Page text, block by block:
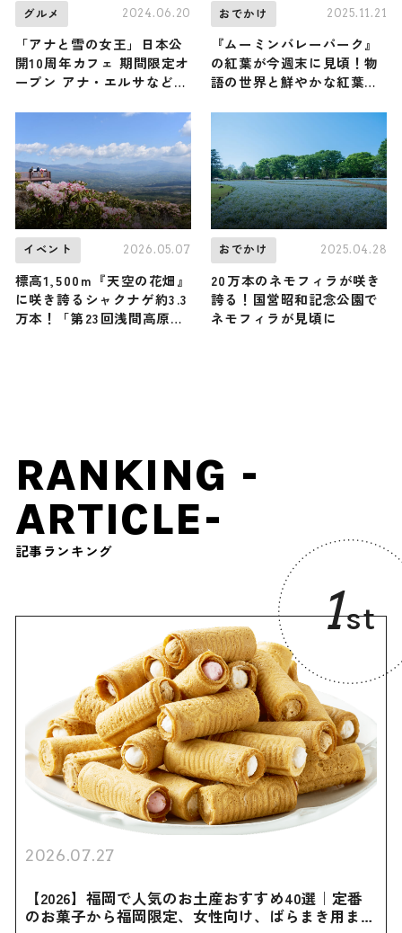
グルメ 2024.06.20
「アナと雪の女王」日本公
開10周年カフェ 期間限定オ
ープン アナ・エルサなどの
おでかけ 2025.11.21
『ムーミンバレーパーク』
の紅葉が今週末に見頃！物
語の世界と鮮やかな紅葉が
イベント 2026.05.07
標高1,500m『天空の花畑』
に咲き誇るシャクナゲ約3.3
万本！「第23回浅間高原シ
おでかけ 2025.04.28
20万本のネモフィラが咲き
誇る！国営昭和記念公園で
ネモフィラが見頃に
RANKING -
ARTICLE-
記事ランキング
1st
2026.07.27
【2026】福岡で人気のお土産おすすめ40選｜定番
のお菓子から福岡限定、女性向け、ばらまき用まで